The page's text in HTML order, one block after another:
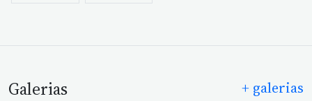
Galerias + galerias